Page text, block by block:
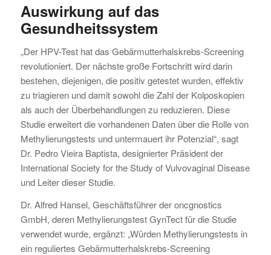
Auswirkung auf das
Gesundheitssystem
„Der HPV-Test hat das Gebärmutterhalskrebs-Screening
revolutioniert. Der nächste große Fortschritt wird darin
bestehen, diejenigen, die positiv getestet wurden, effektiv
zu triagieren und damit sowohl die Zahl der Kolposkopien
als auch der Überbehandlungen zu reduzieren. Diese
Studie erweitert die vorhandenen Daten über die Rolle von
Methylierungstests und untermauert ihr Potenzial“, sagt
Dr. Pedro Vieira Baptista, designierter Präsident der
International Society for the Study of Vulvovaginal Disease
und Leiter dieser Studie.
Dr. Alfred Hansel, Geschäftsführer der oncgnostics
GmbH, deren Methylierungstest GynTect für die Studie
verwendet wurde, ergänzt: „Würden Methylierungstests in
ein reguliertes Gebärmutterhalskrebs-Screening